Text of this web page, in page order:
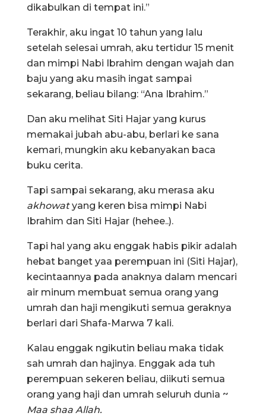
dikabulkan di tempat ini.”
Terakhir, aku ingat 10 tahun yang lalu
setelah selesai umrah, aku tertidur 15 menit
dan mimpi Nabi Ibrahim dengan wajah dan
baju yang aku masih ingat sampai
sekarang, beliau bilang: “Ana Ibrahim.”
Dan aku melihat Siti Hajar yang kurus
memakai jubah abu-abu, berlari ke sana
kemari, mungkin aku kebanyakan baca
buku cerita.
Tapi sampai sekarang, aku merasa aku
akhowatyang keren bisa mimpi Nabi
Ibrahim dan Siti Hajar (hehee..).
Tapi hal yang aku enggak habis pikir adalah
hebat banget yaa perempuan ini (Siti Hajar),
kecintaannya pada anaknya dalam mencari
air minum membuat semua orang yang
umrah dan haji mengikuti semua geraknya
berlari dari Shafa-Marwa 7 kali.
Kalau enggak ngikutin beliau maka tidak
sah umrah dan hajinya. Enggak ada tuh
perempuan sekeren beliau, diikuti semua
orang yang haji dan umrah seluruh dunia ~
Maa shaa Allah.